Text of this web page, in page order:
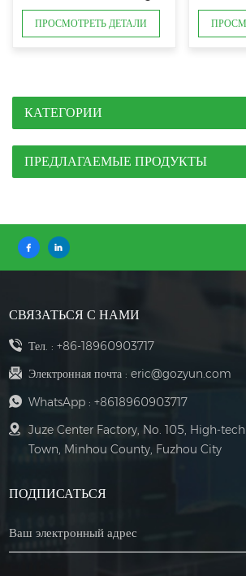
ПРОСМОТРЕТЬ ДЕТАЛИ
КАТЕГОРИИ
ПРЕДЛАГАЕМЫЕ ПРОДУКТЫ
СВЯЗАТЬСЯ С НАМИ
Тел. : +86-18960903717
Электронная почта : eric@gozyun.com
WhatsApp : +8618960903717
Juze Center Factory, No. 105, High-
Town, Minhou County, Fuzhou City
ПОДПИСАТЬСЯ